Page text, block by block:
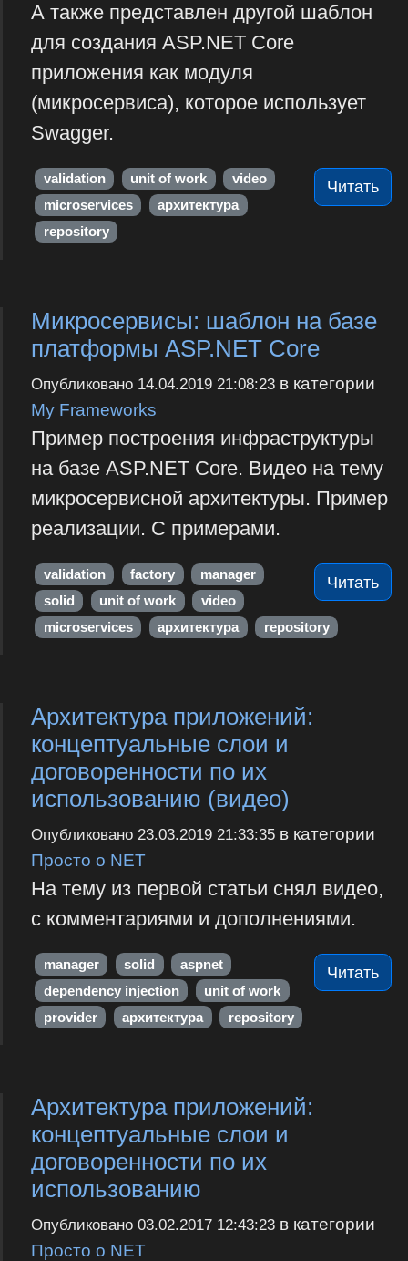
А также представлен другой шаблон
для создания ASP.NET Core
приложения как модуля
(микросервиса), которое использует
Swagger.
Читать
validation unit of work
video
microservices
архитектура
repository
Микросервисы: шаблон на базе
платформы ASP.NET Core
Опубликовано 14.04.2019 21:08:23в категории
My Frameworks
Пример построения инфраструктуры
на базе ASP.NET Core. Видео на тему
микросервисной архитектуры. Пример
реализации. С примерами.
Читать
validation factory
manager
solid
unit of work
video
microservices
архитектура repository
Архитектура приложений:
концептуальные слои и
договоренности по их
использованию (видео)
Опубликовано 23.03.2019 21:33:35в категории
Просто о NET
На тему из первой статьи снял видео,
с комментариями и дополнениями.
Читать
manager solid
aspnet
dependency injection
unit of work
provider
архитектура repository
Архитектура приложений:
концептуальные слои и
договоренности по их
использованию
Опубликовано 03.02.2017 12:43:23в категории
Просто о NET